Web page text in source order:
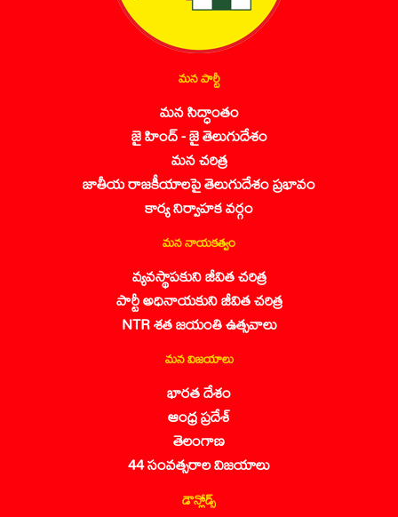
మన పార్టీ
మన సిద్ధాంతం
జై హింద్ - జై తెలుగుదేశం
మన చరిత్ర
జాతీయ రాజకీయాలపై తెలుగుదేశం ప్రభావం
కార్య నిర్వాహక వర్గం
మన నాయకత్వం
వ్యవస్థాపకుని జీవిత చరిత్ర
పార్టీ అధినాయకుని జీవిత చరిత్ర
NTR శత జయంతి ఉత్సవాలు
మన విజయాలు
భారత దేశం
ఆంధ్ర ప్రదేశ్
తెలంగాణ
44 సంవత్సరాల విజయాలు
డౌన్లోడ్స్